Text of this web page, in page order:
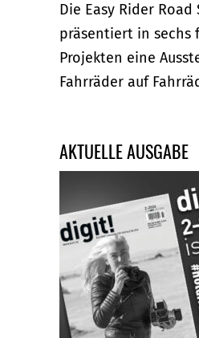
Die Easy Rider Road
präsentiert in sechs
Projekten eine
Fahrräder auf
AKTUELLE AUSGABE